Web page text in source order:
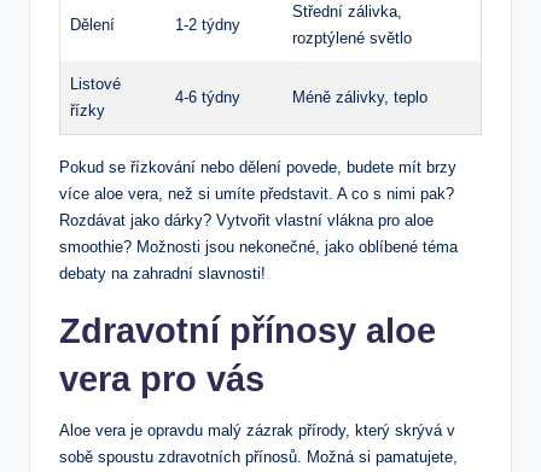
Dělení 1-2 týdny
Střední zálivka,
rozptýlené světlo
Listové
řízky
4-6 týdny Méně zálivky, teplo
Pokud se řízkování nebo dělení povede, budete mít brzy
více aloe vera, než si umíte představit. A co s nimi pak?
Rozdávat jako dárky? Vytvořit vlastní vlákna pro aloe
smoothie? Možnosti jsou nekonečné, jako oblíbené téma
debaty na zahradní slavnosti!
Zdravotní přínosy aloe
vera pro vás
Aloe vera je opravdu malý zázrak přírody, který skrývá v
sobě spoustu zdravotních přínosů. Možná si pamatujete,